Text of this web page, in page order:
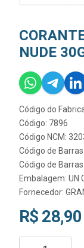
NUDE
Código do
Código: 7896
Código NCM:
Código de
Código de
Embalagem: UN
Fornecedor:
R$ 28,90